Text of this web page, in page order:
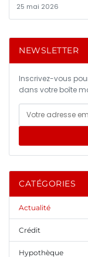
25 mai 2026
NEWSLETTER
Inscrivez-vous
dans votre boîte
CATÉGORIES
Actualité
Crédit
Hypothèque